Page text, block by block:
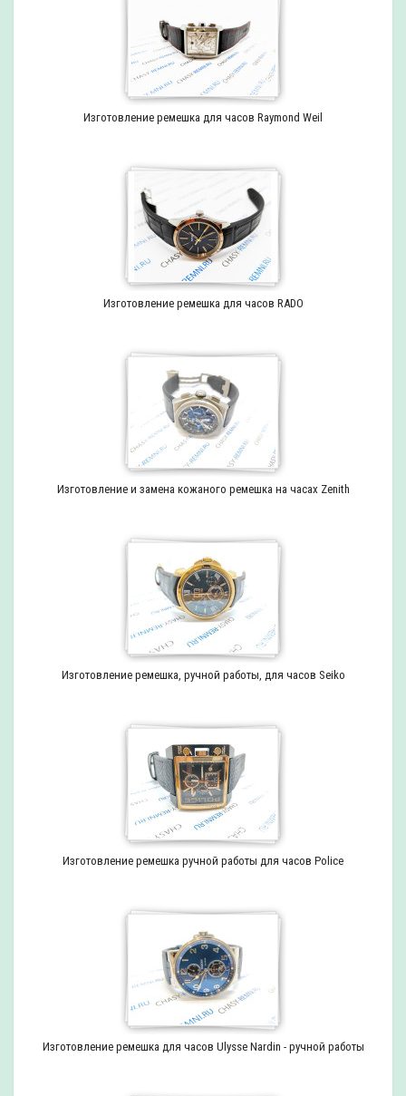
Изготовление ремешка для часов Raymond Weil
Изготовление ремешка для часов RADO
Изготовление и замена кожаного ремешка на часах Zenith
Изготовление ремешка, ручной работы, для часов Seiko
Изготовление ремешка ручной работы для часов Police
Изготовление ремешка для часов Ulysse Nardin - ручной работы